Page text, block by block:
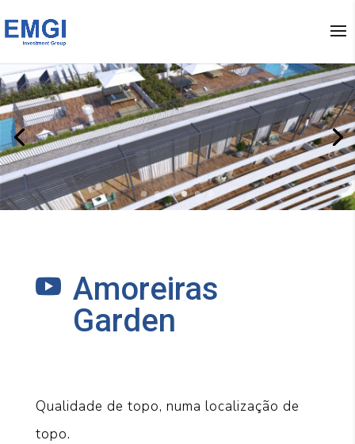
 Amoreiras
Garden
Qualidade de topo, numa localização de
topo.